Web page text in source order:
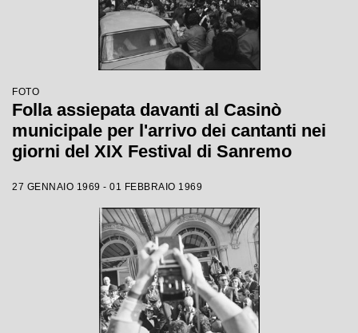
FOTO
Folla assiepata davanti al Casinò
municipale per l'arrivo dei cantanti nei
giorni del XIX Festival di Sanremo
27 GENNAIO 1969 - 01 FEBBRAIO 1969